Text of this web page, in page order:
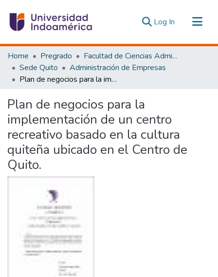
Log In (current)
Communities & Collections
All of DSpace
Statistics
Home Pregrado
Facultad de Ciencias Administrativas y Económicas
Sede Quito
Administración de Empresas
Plan de negocios para la implementación de un centro recreativo basado en la cultura quiteña ubicado en el Centro de Quito.
Plan de negocios para la
implementación de un centro
recreativo basado en la cultura
quiteña ubicado en el Centro de
Quito.